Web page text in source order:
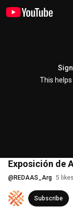
This
Exposición de
@ REDAAS_Arg 5 likes
Subscribe